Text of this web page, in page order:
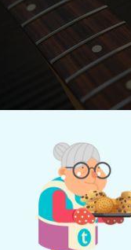
sich sehen und
an einzelnen Bünden